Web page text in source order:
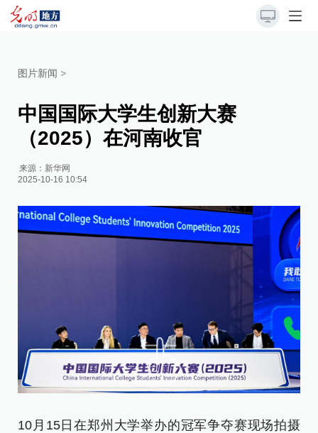
图片新闻 >
中国国际大学生创新大赛
（2025）在河南收官
来源： 新华网
2025-10-16 10:54
10月15日在郑州大学举办的冠军争夺赛现场拍摄